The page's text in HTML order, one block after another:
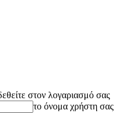
στον λογαριασμό σας
το όνομα χρήστη σας